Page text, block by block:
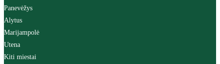
Panevėžys
Alytus
Marijampolė
Utena
Kiti miestai